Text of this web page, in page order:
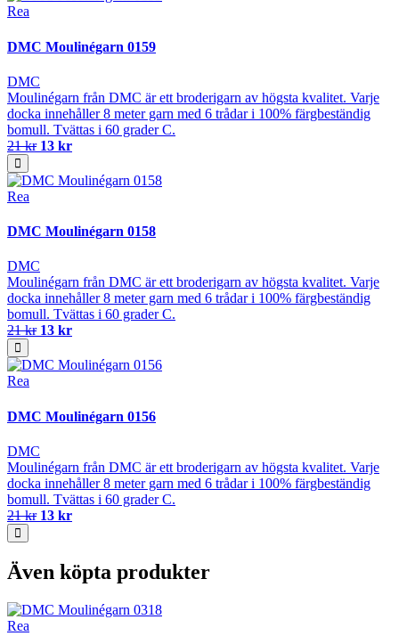
Rea
DMC Moulinégarn 0159
DMC
Moulinégarn från DMC är ett broderigarn av högsta kvalitet. Varje
docka innehåller 8 meter garn med 6 trådar i 100% färgbeständig
bomull. Tvättas i 60 grader C.
21 kr 13 kr
Rea
DMC Moulinégarn 0158
DMC
Moulinégarn från DMC är ett broderigarn av högsta kvalitet. Varje
docka innehåller 8 meter garn med 6 trådar i 100% färgbeständig
bomull. Tvättas i 60 grader C.
21 kr 13 kr
Rea
DMC Moulinégarn 0156
DMC
Moulinégarn från DMC är ett broderigarn av högsta kvalitet. Varje
docka innehåller 8 meter garn med 6 trådar i 100% färgbeständig
bomull. Tvättas i 60 grader C.
21 kr 13 kr
Även köpta produkter
Rea